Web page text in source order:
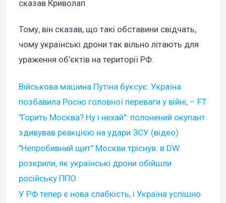
сказав Криволап.
Тому, він сказав, що такі обставини свідчать,
чому українські дрони так вільно літають для
ураження об’єктів на території РФ.
Військова машина Путіна буксує: Україна
позбавила Росію головної переваги у війні, – FT
"Горить Москва? Ну і нехай": полонений окупант
здивував реакцією на удари ЗСУ (відео)
"Непробивний щит" Москви тріснув: в DW
розкрили, як українські дрони обійшли
російську ППО
У РФ тепер є нова слабкість, і Україна успішно